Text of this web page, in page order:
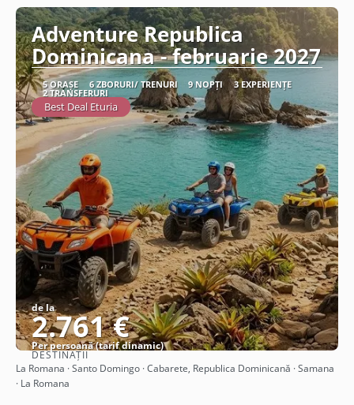
Adventure Republica
Dominicana - februarie 2027
5 ORAȘE 6 ZBORURI/ TRENURI 9 NOPȚI 3 EXPERIENȚE
2 TRANSFERURI
Best Deal Eturia
de la
2.761 €
Per persoană (tarif dinamic)
Vezi detalii
DESTINAȚII
La Romana · Santo Domingo · Cabarete, Republica Dominicană · Samana
· La Romana